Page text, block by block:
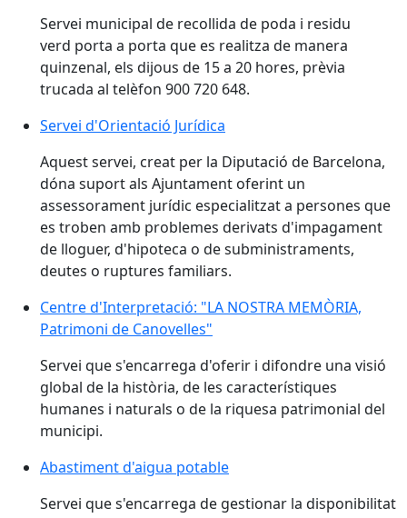
Servei municipal de recollida de poda i residu
verd porta a porta que es realitza de manera
quinzenal, els dijous de 15 a 20 hores, prèvia
trucada al telèfon 900 720 648.
Servei d'Orientació Jurídica
Aquest servei, creat per la Diputació de Barcelona,
dóna suport als Ajuntament oferint un
assessorament jurídic especialitzat a persones que
es troben amb problemes derivats d'impagament
de lloguer, d'hipoteca o de subministraments,
deutes o ruptures familiars.
Centre d'Interpretació: "LA NOSTRA MEMÒRIA,
Patrimoni de Canovelles"
Servei que s'encarrega d'oferir i difondre una visió
global de la història, de les característiques
humanes i naturals o de la riquesa patrimonial del
municipi.
Abastiment d'aigua potable
Servei que s'encarrega de gestionar la disponibilitat